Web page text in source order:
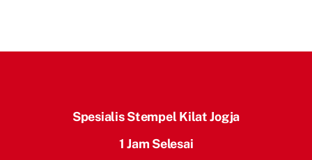
Spesialis Stempel Kilat Jogja
1 Jam Selesai